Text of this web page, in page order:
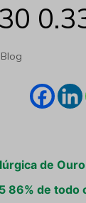
Blog
de
86% de